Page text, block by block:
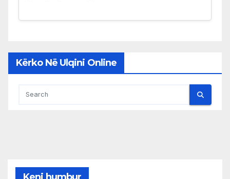
Kërko Në Ulqini Online